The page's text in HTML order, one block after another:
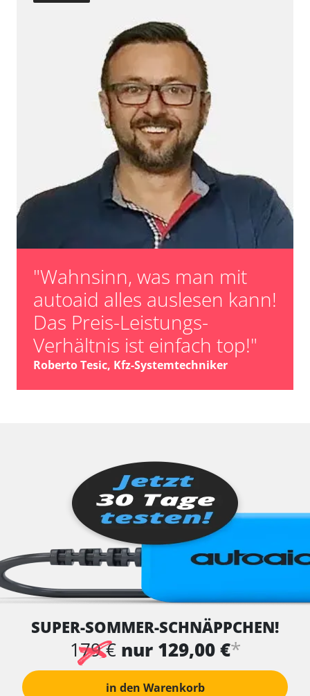
"Wahnsinn, was man mit
autoaid alles auslesen kann!
Das Preis-Leistungs-
Verhältnis ist einfach top!"
Roberto Tesic, Kfz-Systemtechniker
SUPER-SOMMER-SCHNÄPPCHEN!
179 € nur 129,00 €*
in den Warenkorb